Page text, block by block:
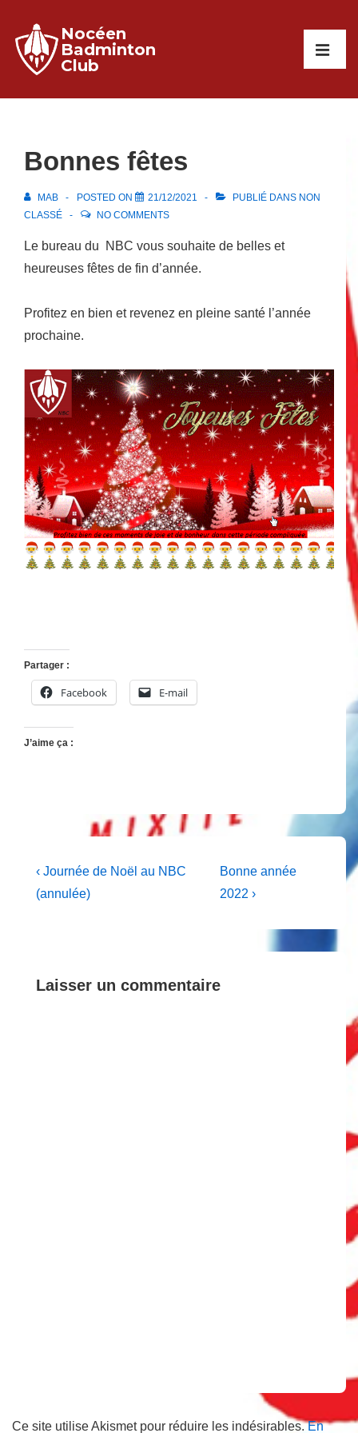
passer
contenu
principal
Nocéen
Badminton
Club
Bonnes fêtes
MAB POSTED ON 21/12/2021 PUBLIÉ DANS NON
CLASSÉ
NO COMMENTS
Le bureau du NBC vous souhaite de belles et
heureuses fêtes de fin d’année.
Profitez en bien et revenez en pleine santé l’année
prochaine.
Partager :
Facebook E-mail
J’aime ça :
Navigation
de
Previous
Post
‹ Journée de Noël au NBC
(annulée)
Next
Post
Bonne année
2022 ›
Laisser un commentaire
Ce site utilise Akismet pour réduire les indésirables.En